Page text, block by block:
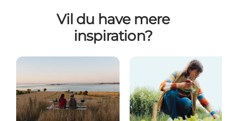
Vil du have mere
inspiration?